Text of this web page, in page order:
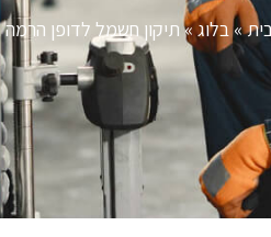
»בלוג»תיקון חשמל לדופן הרמה